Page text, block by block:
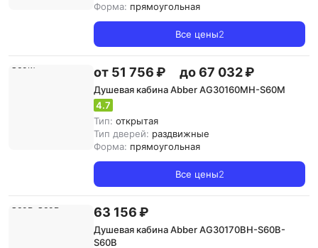
Форма: прямоугольная
Все цены2
от 51 756 ₽ до 67 032 ₽
Душевая кабина Abber AG30160MH-S60M
4.7
Тип: открытая
Тип дверей: раздвижные
Форма: прямоугольная
Все цены2
63 156 ₽
Душевая кабина Abber AG30170BH-S60B-
S60B